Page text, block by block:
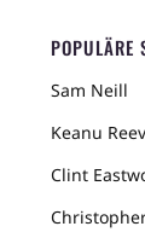
POPULÄRE
Sam Neill
Keanu
Clint